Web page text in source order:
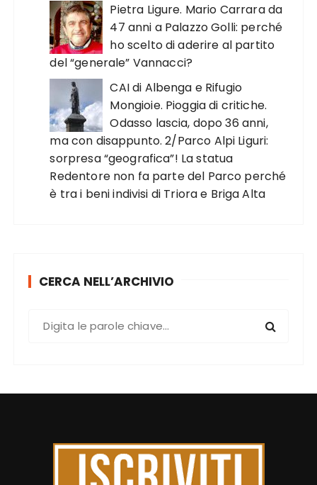
Pietra Ligure. Mario Carrara da
47 anni a Palazzo Golli: perché
ho scelto di aderire al partito
del “generale” Vannacci?
CAI di Albenga e Rifugio
Mongioie. Pioggia di critiche.
Odasso lascia, dopo 36 anni,
ma con disappunto. 2/Parco Alpi Liguri:
sorpresa “geografica”! La statua
Redentore non fa parte del Parco perché
è tra i beni indivisi di Triora e Briga Alta
CERCA NELL’ARCHIVIO